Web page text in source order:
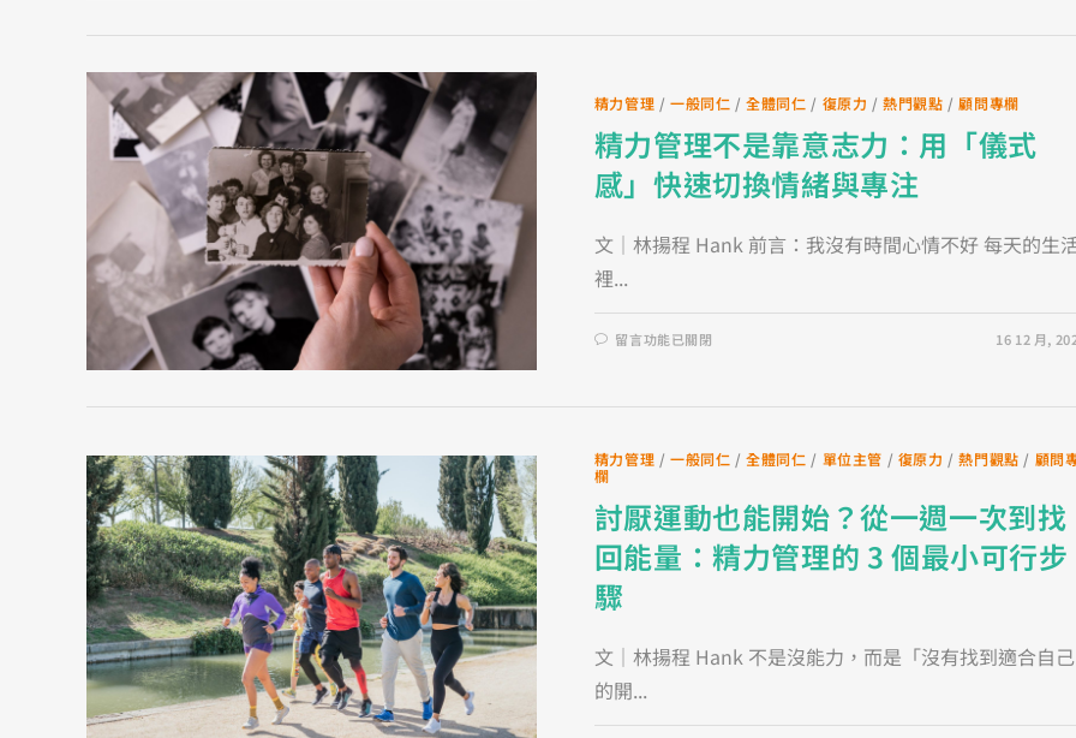
精力管理 /一般同仁 /全體同仁 / 復原力 /熱門觀點 /顧問專欄
精力管理不是靠意志力：用「儀式
感」快速切換情緒與專注
文｜林揚程 Hank 前言：我沒有時間心情不好 每天的生
裡...
留言功能已關閉 16 12 月,
精力管理 /一般同仁 /全體同仁 / 單位主管 / 復原力 /熱門觀點 / 顧問
欄
討厭運動也能開始？從一週一次到找
回能量：精力管理的 3 個最小可行步
驟
文｜林揚程 Hank 不是沒能力，而是「沒有找到適合自己
的開...